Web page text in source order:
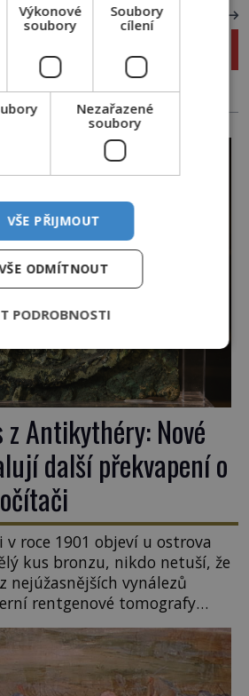
DALŠÍ ČLÁNEK
hormony míchají milostný
nás opouštějí při rozchodu?
Antikythéry: Nové
další překvapení o
roce 1901 objeví u ostrova
kus bronzu, nikdo netuší, že
nejúžasnějších vynálezů
rentgenové tomografy
kol ukrytých uvnitř.
je dnes považován za
počítač na světě. Přesto
letech výzkumu […]
Výkonové
soubory
Soubory
cílení
Nezařazené
soubory
VŠE PŘIJMOUT
ODMÍTNOUT
PODROBNOSTI